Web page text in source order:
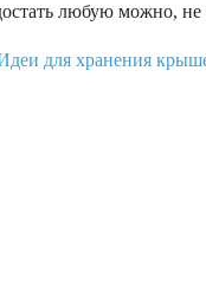
любую можно, не